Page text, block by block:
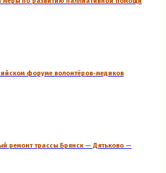
форуме волонтёров-медиков
ремонт трассы Брянск — Дятьково —